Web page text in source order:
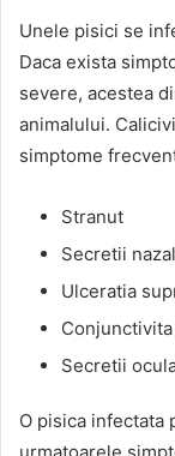
Unele pisici se
Daca exista
severe, acestea
animalului.
simptome
Stranut
Secretii
Ulceratia
Secretii
O pisica infectata
urmatoarele